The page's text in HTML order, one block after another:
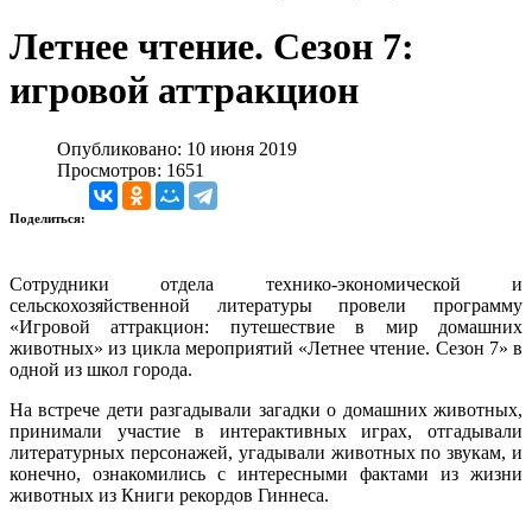
Летнее чтение. Сезон 7:
игровой аттракцион
Опубликовано: 10 июня 2019
Просмотров: 1651
Поделиться:
Сотрудники отдела технико-экономической и
сельскохозяйственной литературы провели программу
«Игровой аттракцион: путешествие в мир домашних
животных» из цикла мероприятий «Летнее чтение. Сезон 7» в
одной из школ города.
На встрече дети разгадывали загадки о домашних животных,
принимали участие в интерактивных играх, отгадывали
литературных персонажей, угадывали животных по звукам, и
конечно, ознакомились с интересными фактами из жизни
животных из Книги рекордов Гиннеса.